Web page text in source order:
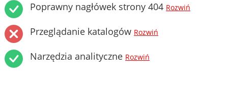
Poprawny nagłówek strony 404 Rozwiń
Przeglądanie katalogów Rozwiń
Narzędzia analityczne Rozwiń